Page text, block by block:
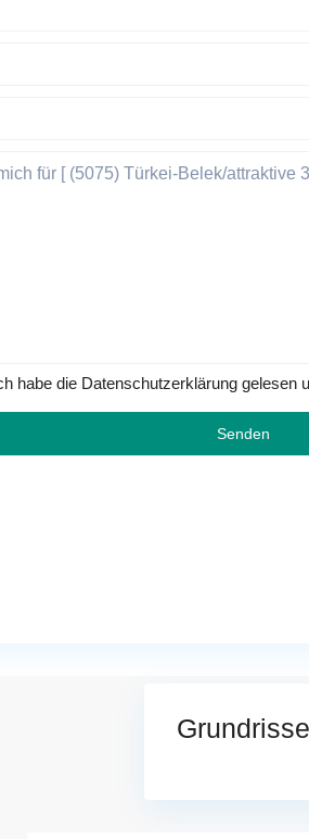
habe die Datenschutzerklärung gelesen
Grundrisse